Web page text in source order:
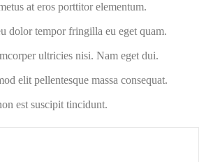
at eros porttitor elementum.
dolor tempor fringilla eu eget quam.
ultricies nisi. Nam eget dui.
elit pellentesque massa consequat.
est suscipit tincidunt.